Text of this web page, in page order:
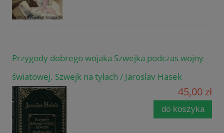
Przygody dobrego wojaka Szwejka podczas wojny
światowej. Szwejk na tyłach / Jaroslav Hasek
45,00 zł
do koszyka